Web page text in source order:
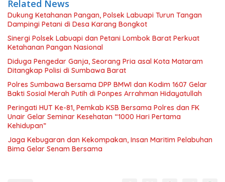
Related News
Dukung Ketahanan Pangan, Polsek Labuapi Turun Tangan
Dampingi Petani di Desa Karang Bongkot
Sinergi Polsek Labuapi dan Petani Lombok Barat Perkuat
Ketahanan Pangan Nasional
Diduga Pengedar Ganja, Seorang Pria asal Kota Mataram
Ditangkap Polisi di Sumbawa Barat
Polres Sumbawa Bersama DPP BMWI dan Kodim 1607 Gelar
Bakti Sosial Merah Putih di Ponpes Arrahman Hidayatullah
Peringati HUT Ke-81, Pemkab KSB Bersama Polres dan FK
Unair Gelar Seminar Kesehatan “1000 Hari Pertama
Kehidupan”
Jaga Kebugaran dan Kekompakan, Insan Maritim Pelabuhan
Bima Gelar Senam Bersama